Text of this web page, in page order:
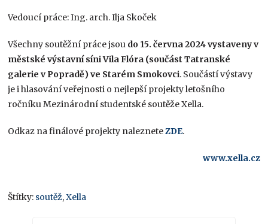
Vedoucí práce: Ing. arch. Ilja Skoček
Všechny soutěžní práce jsou do 15. června 2024 vystaveny v
městské výstavní síni Vila Flóra (součást Tatranské
galerie v Popradě) ve Starém Smokovci. Součástí výstavy
je i hlasování veřejnosti o nejlepší projekty letošního
ročníku Mezinárodní studentské soutěže Xella.
Odkaz na finálové projekty nalezneteZDE.
www.xella.cz
Štítky: soutěž,Xella